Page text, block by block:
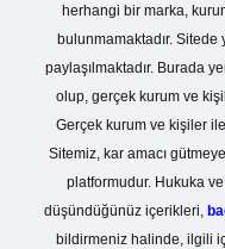
herhangi bir marka,
bulunmamaktadır. Sitede
paylaşılmaktadır. Burada
olup, gerçek kurum ve
Gerçek kurum ve kişiler
Sitemiz, kar amacı
platformudur. Hukuka
düşündüğünüz içerikleri,
bildirmeniz halinde, ilgili